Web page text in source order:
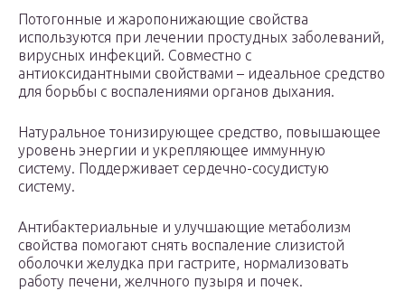
Потогонные и жаропонижающие свойства
используются при лечении простудных заболеваний,
вирусных инфекций. Совместно с
антиоксидантными свойствами – идеальное средство
для борьбы с воспалениями органов дыхания.
Натуральное тонизирующее средство, повышающее
уровень энергии и укрепляющее иммунную
систему. Поддерживает сердечно-сосудистую
систему.
Антибактериальные и улучшающие метаболизм
свойства помогают снять воспаление слизистой
оболочки желудка при гастрите, нормализовать
работу печени, желчного пузыря и почек.